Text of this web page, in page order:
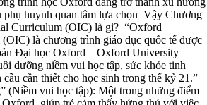
phụ huynh quan tâm lựa chọn Vậy Chương
Curriculum (OIC) là gì? “Oxford
là chương trình giáo dục quốc tế được
Đại học Oxford – Oxford University
dưỡng niềm vui học tập, sức khỏe tinh
cầu cần thiết cho học sinh trong thế kỷ 21.”
(Niềm vui học tập): Một trong những điểm